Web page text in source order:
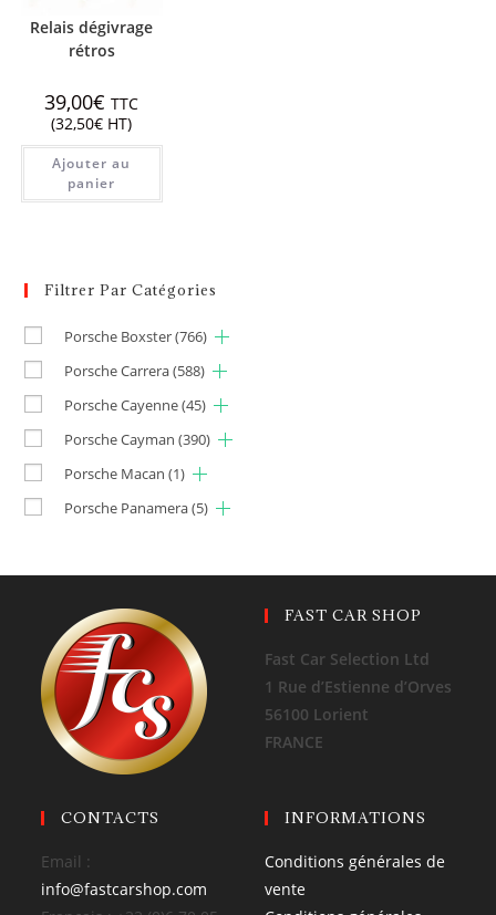
Relais dégivrage
rétros
39,00€ TTC
(32,50€ HT)
Ajouter au
panier
Filtrer Par Catégories
Porsche Boxster(766)
Porsche Carrera(588)
Porsche Cayenne(45)
Porsche Cayman (390)
Porsche Macan (1)
Porsche Panamera(5)
FAST CAR SHOP
Fast Car Selection Ltd
1 Rue d’Estienne d’Orves
56100 Lorient
FRANCE
CONTACTS
Email :
info@fastcarshop.com
INFORMATIONS
Conditions générales de
vente